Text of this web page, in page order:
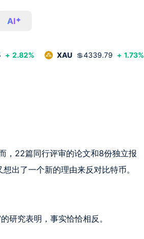
AI
+ 2.82% XAU 💲4339.79 + 1.73%
，22篇同行评审的论文和8份独立报
出了一个新的理由来反对比特币。
研究表明，事实恰恰相反。